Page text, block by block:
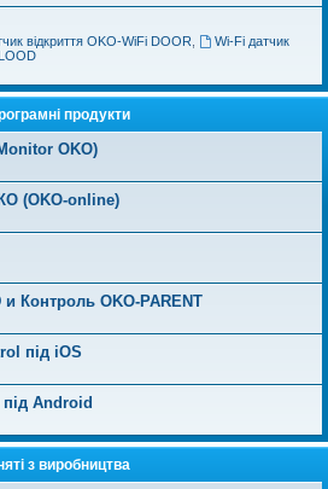
відкриття OKO-WiFi DOOR
Wi-Fi датчик
продукти
OKO)
(OKO-online)
и Контроль OKO-PARENT
під iOS
Android
з виробництва